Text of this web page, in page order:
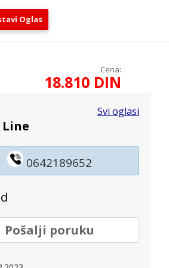
Oglas
Cena:
18.810 DIN
Svi oglasi
0642189652
Pošalji poruku